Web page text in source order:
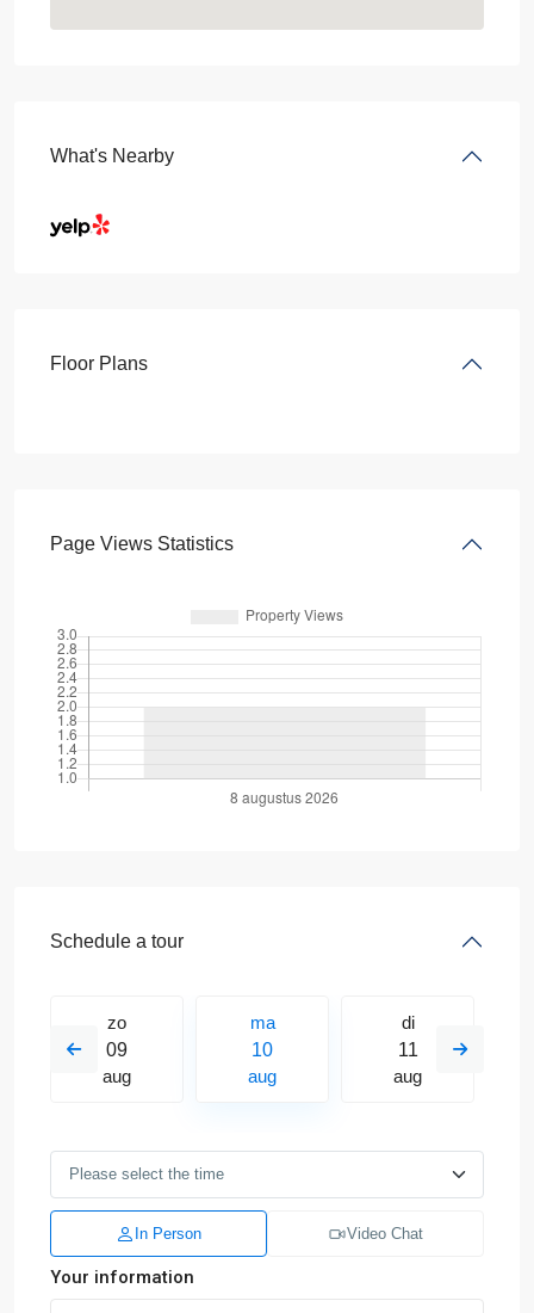
What's Nearby
Floor Plans
Page Views Statistics
Schedule a tour
zo
09
aug
ma
10
aug
di
11
aug
In Person Video Chat
Your information